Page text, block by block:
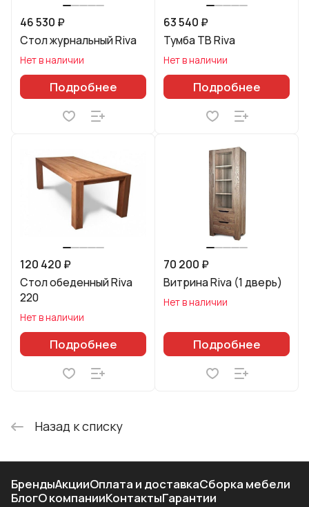
46 530 ₽
Стол журнальный Riva
Нет в наличии
Подробнее
63 540 ₽
Тумба ТВ Riva
Нет в наличии
Подробнее
120 420 ₽
Стол обеденный Riva
220
Нет в наличии
Подробнее
70 200 ₽
Витрина Riva (1 дверь)
Нет в наличии
Подробнее
Назад к списку
БрендыАкцииОплата и доставкаСборка мебели
БлогО компанииКонтактыГарантии